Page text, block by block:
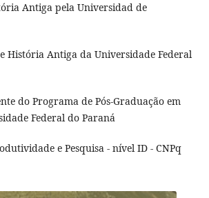
Antiga pela Universidad de
História Antiga da Universidade Federal
do Programa de Pós-Graduação em
Federal do Paraná
e Pesquisa - nível ID - CNPq